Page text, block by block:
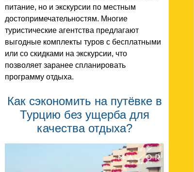
питание, но и экскурсии по местным
достопримечательностям. Многие
туристические агентства предлагают
выгодные комплекты туров с бесплатными
или со скидками на экскурсии, что
позволяет заранее спланировать
программу отдыха.
Как сэкономить на путёвке в
Турцию без ущерба для
качества отдыха?